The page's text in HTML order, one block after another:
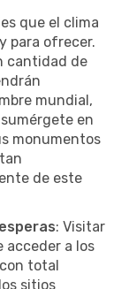
que el clima
para ofrecer.
cantidad de
mundial,
en
monumentos
de este
: Visitar
acceder a los
total
sitios